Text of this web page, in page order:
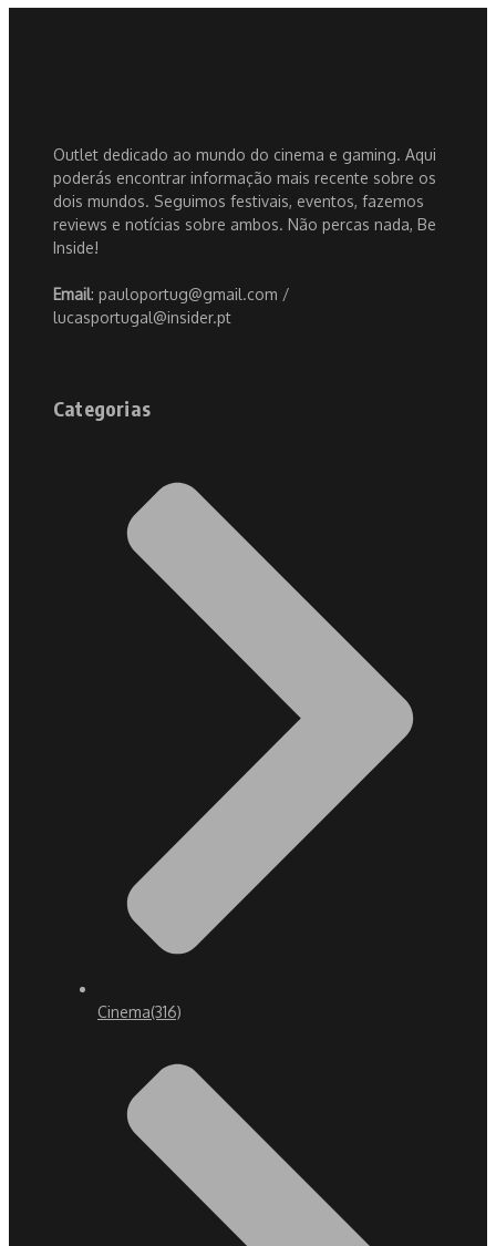
Outlet dedicado ao mundo do cinema e gaming. Aqui
poderás encontrar informação mais recente sobre os
dois mundos. Seguimos festivais, eventos, fazemos
reviews e notícias sobre ambos. Não percas nada, Be
Inside!
Email: pauloportug@gmail.com /
lucasportugal@insider.pt
Categorias
Cinema(316)